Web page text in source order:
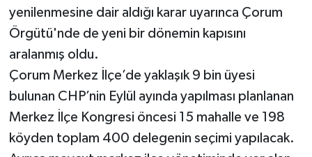
yenilenmesine dair aldığı karar uyarınca Çorum
Örgütü'nde de yeni bir dönemin kapısını
aralanmış oldu.
Çorum Merkez İlçe’de yaklaşık 9 bin üyesi
bulunan CHP’nin Eylül ayında yapılması planlanan
Merkez İlçe Kongresi öncesi 15 mahalle ve 198
köyden toplam 400 delegenin seçimi yapılacak.